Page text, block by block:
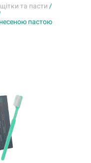
та пасти /
пастою